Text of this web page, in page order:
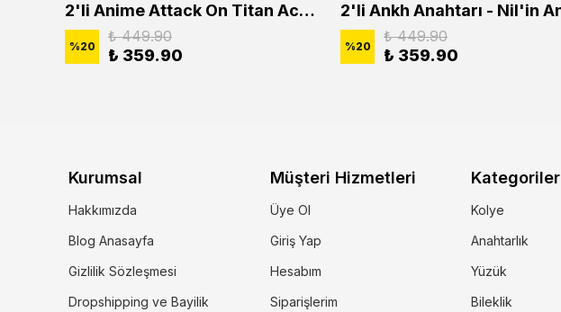
2'li Anime Attack On Titan Acrylic Maria Anime Naruto Erkek Kadın Kolye Seti
%20
₺ 449.90
₺ 359.90 %20
₺ 449.90
₺ 359.90
Kurumsal
Hakkımızda
Blog Anasayfa
Gizlilik Sözleşmesi
Dropshipping ve Bayilik
Müşteri Hizmetleri
Üye Ol
Giriş Yap
Hesabım
Siparişlerim
Kategoriler
Kolye
Anahtarlık
Yüzük
Bileklik